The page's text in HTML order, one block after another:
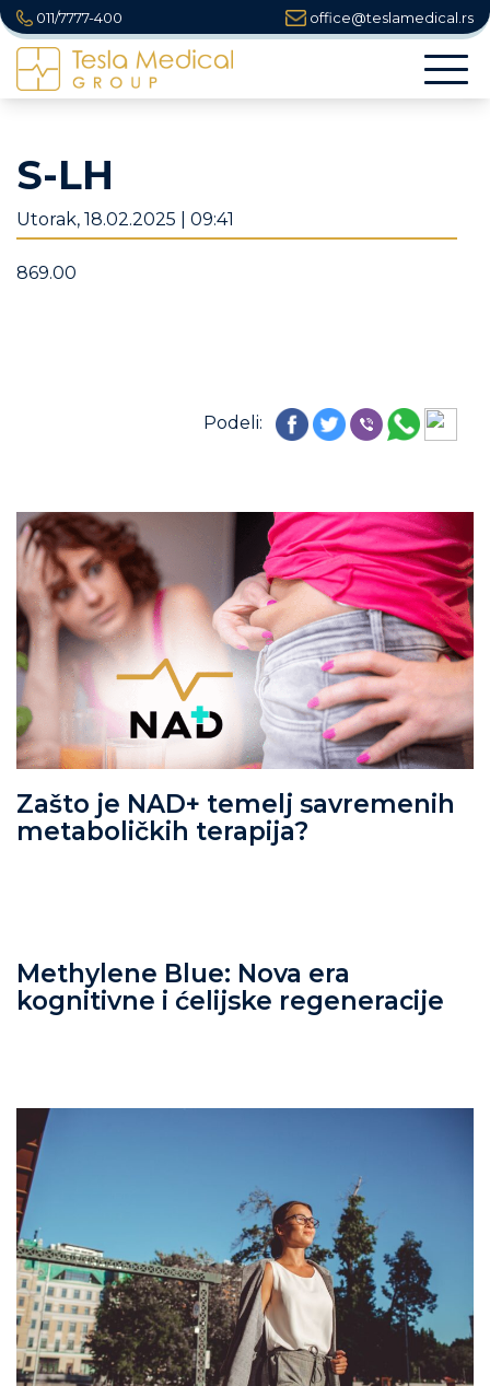
011/7777-400 office@teslamedical.rs
S-LH
Utorak, 18.02.2025 | 09:41
869.00
Podeli:
Zašto je NAD+ temelj savremenih
metaboličkih terapija?
Methylene Blue: Nova era
kognitivne i ćelijske regeneracije